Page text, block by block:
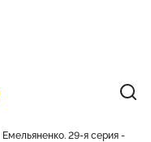
29-я серия -